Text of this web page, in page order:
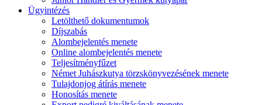
Ügyintézés
Letölthető dokumentumok
Díjszabás
Alombejelentés menete
Online alombejelentés menete
Teljesítményfűzet
Német Juhászkutya törzskönyvezésének menete
Tulajdonjog átírás menete
Honosítás menete